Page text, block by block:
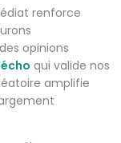
renforce
opinions
qui valide nos
amplifie